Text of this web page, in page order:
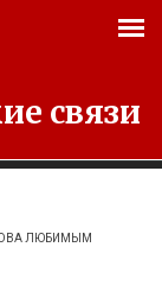
связи
ЛЮБИМЫМ